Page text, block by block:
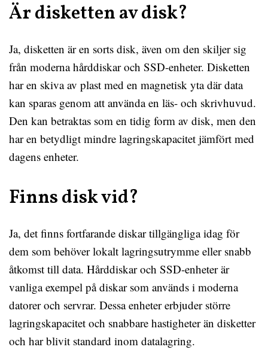
Är disketten av disk?
Ja, disketten är en sorts disk, även om den skiljer sig
från moderna hårddiskar och SSD-enheter. Disketten
har en skiva av plast med en magnetisk yta där data
kan sparas genom att använda en läs- och skrivhuvud.
Den kan betraktas som en tidig form av disk, men den
har en betydligt mindre lagringskapacitet jämfört med
dagens enheter.
Finns disk vid?
Ja, det finns fortfarande diskar tillgängliga idag för
dem som behöver lokalt lagringsutrymme eller snabb
åtkomst till data. Hårddiskar och SSD-enheter är
vanliga exempel på diskar som används i moderna
datorer och servrar. Dessa enheter erbjuder större
lagringskapacitet och snabbare hastigheter än disketter
och har blivit standard inom datalagring.